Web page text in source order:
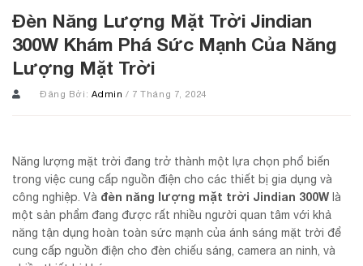
Đèn Năng Lượng Mặt Trời Jindian
300W Khám Phá Sức Mạnh Của Năng
Lượng Mặt Trời
Đăng Bởi: Admin/ 7 Tháng 7, 2024
Năng lượng mặt trời đang trở thành một lựa chọn phổ biến
trong việc cung cấp nguồn điện cho các thiết bị gia dụng và
công nghiệp. Và đèn năng lượng mặt trời Jindian 300W là
một sản phẩm đang được rất nhiều người quan tâm với khả
năng tận dụng hoàn toàn sức mạnh của ánh sáng mặt trời để
cung cấp nguồn điện cho đèn chiếu sáng, camera an ninh, và